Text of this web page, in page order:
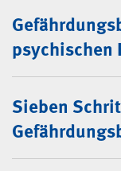
psychischen
Sieben